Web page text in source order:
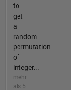
to
get
a
random
permutation
of
integer...
mehr
als 5